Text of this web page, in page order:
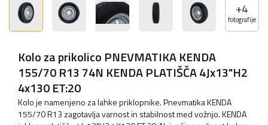
+4
fotografije
Kolo za prikolico PNEVMATIKA KENDA
155/70 R13 74N KENDA PLATIŠČA 4Jx13"H2
4x130 ET:20
Kolo je namenjeno za lahke priklopnike. Pnevmatika KENDA
155/70 R13 zagotavlja varnost in stabilnost med vožnjo. KENDA